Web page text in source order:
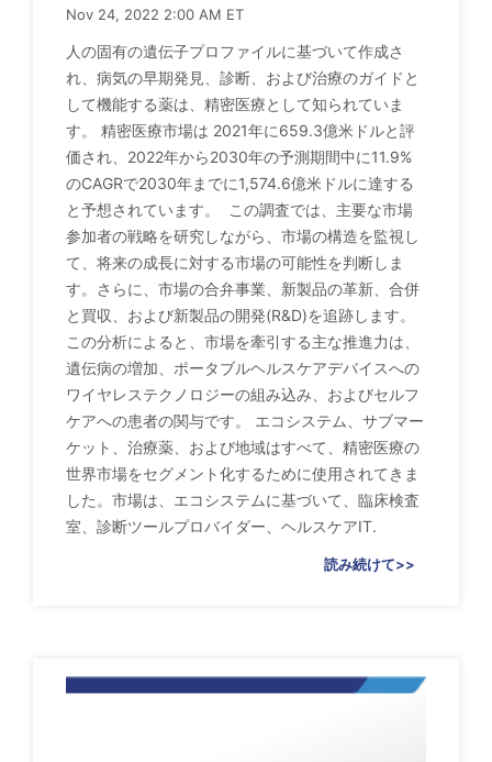
Nov 24, 2022 2:00 AM ET
人の固有の遺伝子プロファイルに基づいて作成さ
れ、病気の早期発見、診断、および治療のガイドと
して機能する薬は、精密医療として知られていま
す。 精密医療市場は 2021年に659.3億米ドルと評
価され、2022年から2030年の予測期間中に11.9%
のCAGRで2030年までに1,574.6億米ドルに達する
と予想されています。 この調査では、主要な市場
参加者の戦略を研究しながら、市場の構造を監視し
て、将来の成長に対する市場の可能性を判断しま
す。さらに、市場の合弁事業、新製品の革新、合併
と買収、および新製品の開発(R&D)を追跡します。
この分析によると、市場を牽引する主な推進力は、
遺伝病の増加、ポータブルヘルスケアデバイスへの
ワイヤレステクノロジーの組み込み、およびセルフ
ケアへの患者の関与です。 エコシステム、サブマー
ケット、治療薬、および地域はすべて、精密医療の
世界市場をセグメント化するために使用されてきま
した。市場は、エコシステムに基づいて、臨床検査
室、診断ツールプロバイダー、ヘルスケアIT.
読み続けて>>